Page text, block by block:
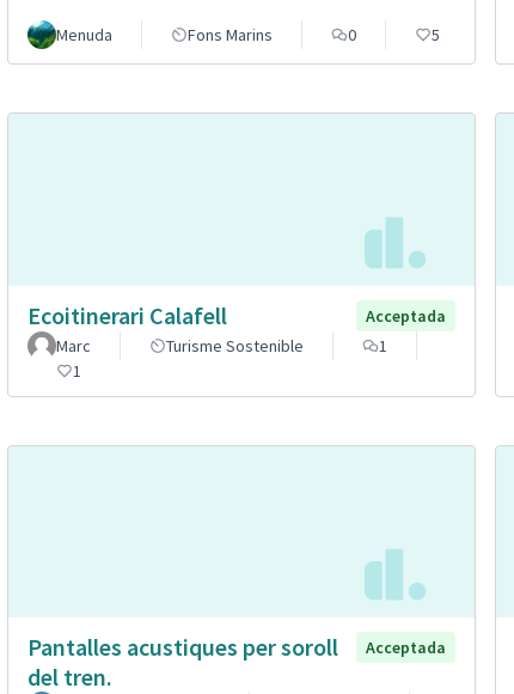
Menuda Fons Marins 0 5
Ecoitinerari Calafell
Acceptada
Marc
Turisme Sostenible
1
1
Pantalles acustiques per soroll
del tren.
Acceptada